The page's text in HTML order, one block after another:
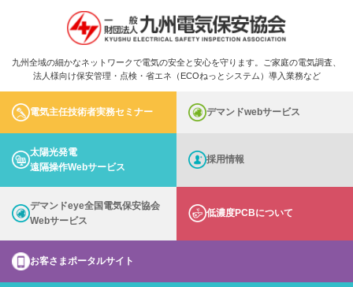
九州全域の細かなネットワークで電気の安全と安心を守ります。ご家庭の電気調査、
法人様向け保安管理・点検・省エネ（ECOねっとシステム）導入業務など
電気主任技術者実務セミナー デマンドwebサービス
太陽光発電
遠隔操作Webサービス
採用情報
デマンドeye全国電気保安協会
Webサービス
低濃度PCBについて
お客さまポータルサイト